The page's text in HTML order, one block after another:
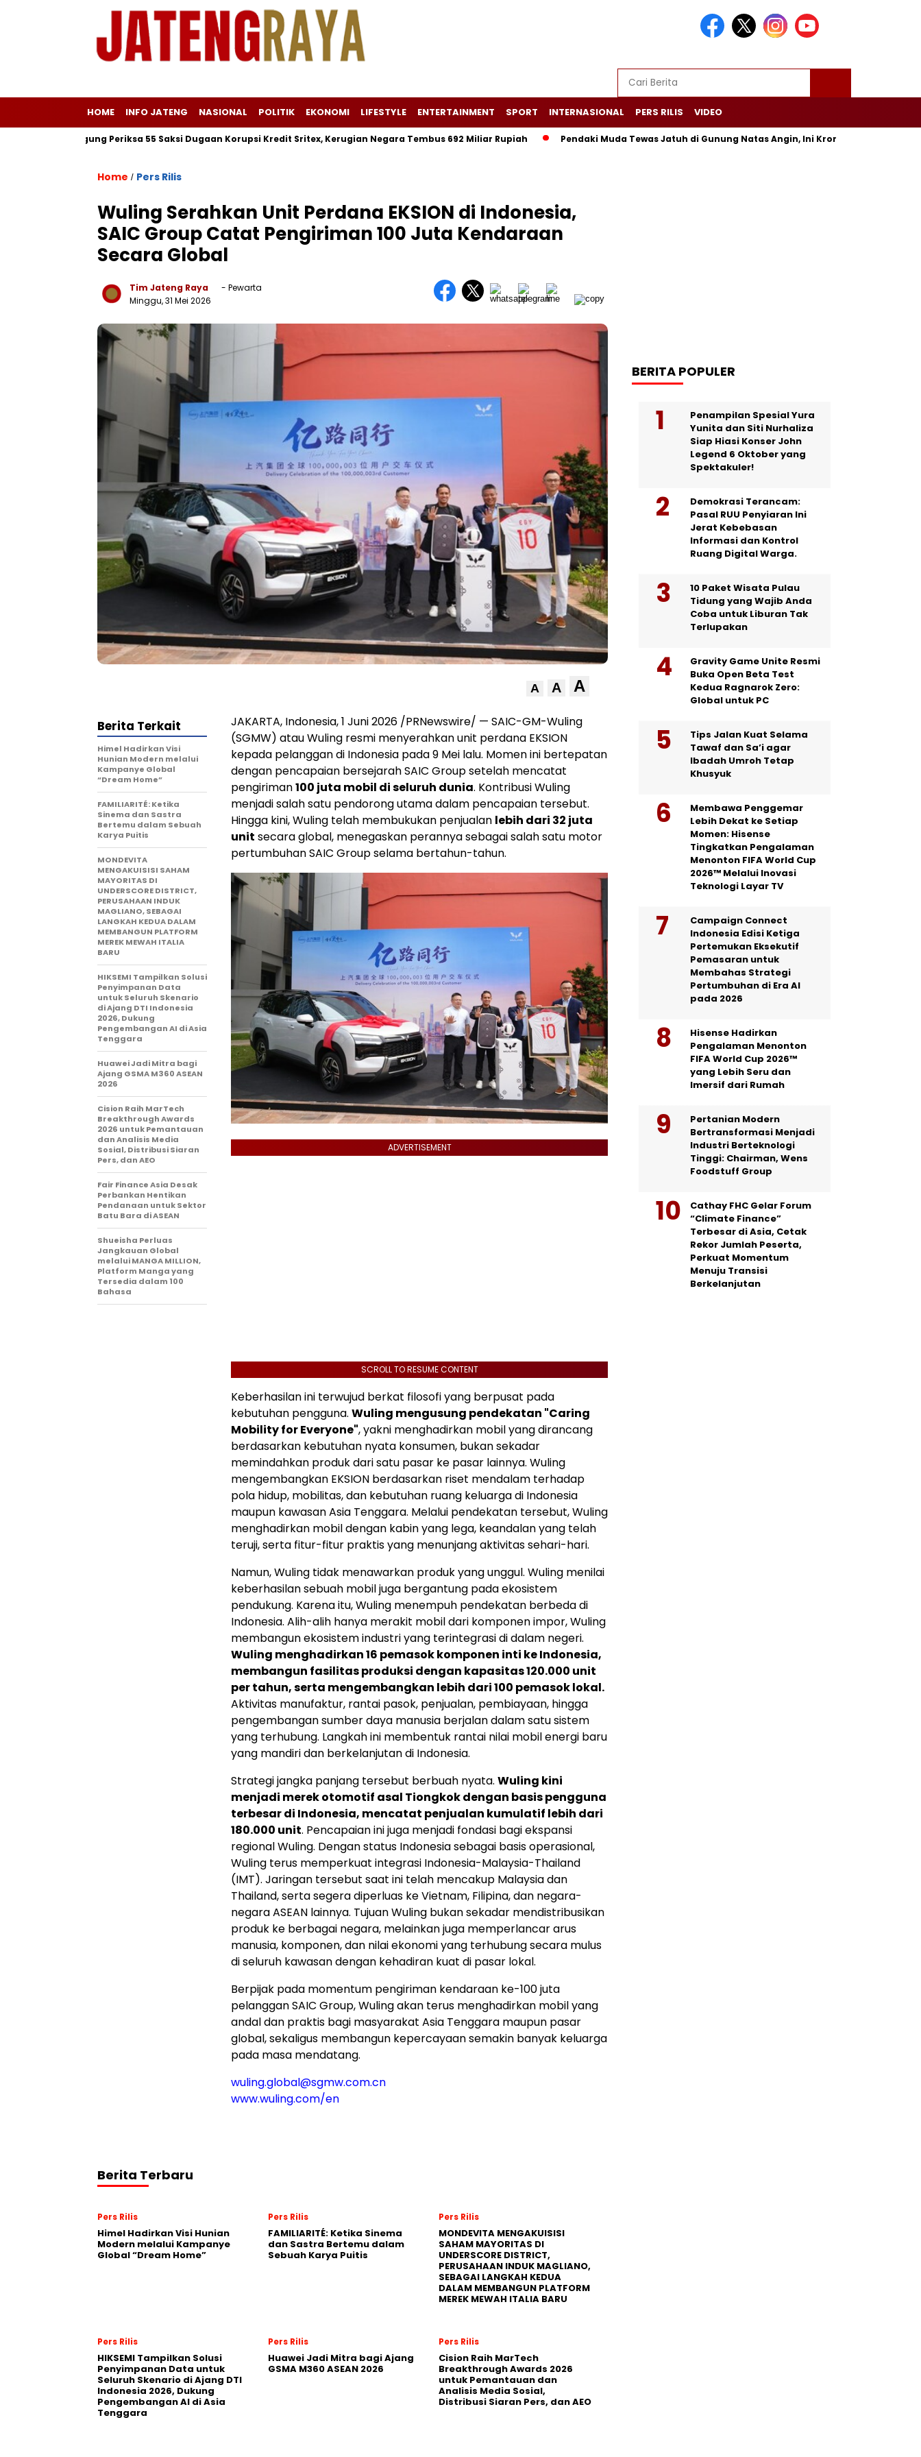
HOME INFO JATENG NASIONAL POLITIK EKONOMI LIFESTYLE ENTERTAINMENT SPORT INTERNASIONAL PERS RILIS VIDEO
Agung Periksa 55 Saksi Dugaan Korupsi Kredit Sritex, Kerugian Negara Tembus 692 Miliar Rupiah Pendaki Muda Tewas Jatuh di Gunung Natas Angin, Ini Kronologinya
Home / Pers Rilis
Wuling Serahkan Unit Perdana EKSION di Indonesia,
SAIC Group Catat Pengiriman 100 Juta Kendaraan
Secara Global
Tim Jateng Raya
- Pewarta
Minggu, 31 Mei 2026
A A A
JAKARTA, Indonesia, 1 Juni 2026 /PRNewswire/ — SAIC-GM-Wuling
(SGMW) atau Wuling resmi menyerahkan unit perdana EKSION
kepada pelanggan di Indonesia pada 9 Mei lalu. Momen ini bertepatan
dengan pencapaian bersejarah SAIC Group setelah mencatat
pengiriman100 juta mobil di seluruh dunia. Kontribusi Wuling
menjadi salah satu pendorong utama dalam pencapaian tersebut.
Hingga kini, Wuling telah membukukan penjualan lebih dari 32 juta
unit secara global, menegaskan perannya sebagai salah satu motor
pertumbuhan SAIC Group selama bertahun-tahun.
ADVERTISEMENT
SCROLL TO RESUME CONTENT
Keberhasilan ini terwujud berkat filosofi yang berpusat pada
kebutuhan pengguna. Wuling mengusung pendekatan "Caring
Mobility for Everyone", yakni menghadirkan mobil yang dirancang
berdasarkan kebutuhan nyata konsumen, bukan sekadar
memindahkan produk dari satu pasar ke pasar lainnya. Wuling
mengembangkan EKSION berdasarkan riset mendalam terhadap
pola hidup, mobilitas, dan kebutuhan ruang keluarga di Indonesia
maupun kawasan Asia Tenggara. Melalui pendekatan tersebut, Wuling
menghadirkan mobil dengan kabin yang lega, keandalan yang telah
teruji, serta fitur-fitur praktis yang menunjang aktivitas sehari-hari.
Namun, Wuling tidak menawarkan produk yang unggul. Wuling menilai
keberhasilan sebuah mobil juga bergantung pada ekosistem
pendukung. Karena itu, Wuling menempuh pendekatan berbeda di
Indonesia. Alih-alih hanya merakit mobil dari komponen impor, Wuling
membangun ekosistem industri yang terintegrasi di dalam negeri.
Wuling menghadirkan 16 pemasok komponen inti ke Indonesia,
membangun fasilitas produksi dengan kapasitas 120.000 unit
per tahun, serta mengembangkan lebih dari 100 pemasok lokal.
Aktivitas manufaktur, rantai pasok, penjualan, pembiayaan, hingga
pengembangan sumber daya manusia berjalan dalam satu sistem
yang terhubung. Langkah ini membentuk rantai nilai mobil energi baru
yang mandiri dan berkelanjutan di Indonesia.
Strategi jangka panjang tersebut berbuah nyata. Wuling kini
menjadi merek otomotif asal Tiongkok dengan basis pengguna
terbesar di Indonesia, mencatat penjualan kumulatif lebih dari
180.000 unit. Pencapaian ini juga menjadi fondasi bagi ekspansi
regional Wuling. Dengan status Indonesia sebagai basis operasional,
Wuling terus memperkuat integrasi Indonesia-Malaysia-Thailand
(IMT). Jaringan tersebut saat ini telah mencakup Malaysia dan
Thailand, serta segera diperluas ke Vietnam, Filipina, dan negara-
negara ASEAN lainnya. Tujuan Wuling bukan sekadar mendistribusikan
produk ke berbagai negara, melainkan juga memperlancar arus
manusia, komponen, dan nilai ekonomi yang terhubung secara mulus
di seluruh kawasan dengan kehadiran kuat di pasar lokal.
Berpijak pada momentum pengiriman kendaraan ke-100 juta
pelanggan SAIC Group, Wuling akan terus menghadirkan mobil yang
andal dan praktis bagi masyarakat Asia Tenggara maupun pasar
global, sekaligus membangun kepercayaan semakin banyak keluarga
pada masa mendatang.
wuling.global@sgmw.com.cn
www.wuling.com/en
Berita Terkait
Himel Hadirkan Visi
Hunian Modern melalui
Kampanye Global
“Dream Home”
FAMILIARITÉ: Ketika
Sinema dan Sastra
Bertemu dalam Sebuah
Karya Puitis
MONDEVITA
MENGAKUISISI SAHAM
MAYORITAS DI
UNDERSCORE DISTRICT,
PERUSAHAAN INDUK
MAGLIANO, SEBAGAI
LANGKAH KEDUA DALAM
MEMBANGUN PLATFORM
MEREK MEWAH ITALIA
BARU
HIKSEMI Tampilkan Solusi
Penyimpanan Data
untuk Seluruh Skenario
di Ajang DTI Indonesia
2026, Dukung
Pengembangan AI di Asia
Tenggara
Huawei Jadi Mitra bagi
Ajang GSMA M360 ASEAN
2026
Cision Raih MarTech
Breakthrough Awards
2026 untuk Pemantauan
dan Analisis Media
Sosial, Distribusi Siaran
Pers, dan AEO
Fair Finance Asia Desak
Perbankan Hentikan
Pendanaan untuk Sektor
Batu Bara di ASEAN
Shueisha Perluas
Jangkauan Global
melalui MANGA MILLION,
Platform Manga yang
Tersedia dalam 100
Bahasa
Berita Terbaru
Pers Rilis
Himel Hadirkan Visi Hunian
Modern melalui Kampanye
Global “Dream Home”
Pers Rilis
FAMILIARITÉ: Ketika Sinema
dan Sastra Bertemu dalam
Sebuah Karya Puitis
Pers Rilis
MONDEVITA MENGAKUISISI
SAHAM MAYORITAS DI
UNDERSCORE DISTRICT,
PERUSAHAAN INDUK MAGLIANO,
SEBAGAI LANGKAH KEDUA
DALAM MEMBANGUN PLATFORM
MEREK MEWAH ITALIA BARU
Pers Rilis
HIKSEMI Tampilkan Solusi
Penyimpanan Data untuk
Seluruh Skenario di Ajang DTI
Indonesia 2026, Dukung
Pengembangan AI di Asia
Tenggara
Pers Rilis
Huawei Jadi Mitra bagi Ajang
GSMA M360 ASEAN 2026
Pers Rilis
Cision Raih MarTech
Breakthrough Awards 2026
untuk Pemantauan dan
Analisis Media Sosial,
Distribusi Siaran Pers, dan AEO
BERITA POPULER
Penampilan Spesial Yura
Yunita dan Siti Nurhaliza
Siap Hiasi Konser John
Legend 6 Oktober yang
Spektakuler!
Demokrasi Terancam:
Pasal RUU Penyiaran Ini
Jerat Kebebasan
Informasi dan Kontrol
Ruang Digital Warga.
10 Paket Wisata Pulau
Tidung yang Wajib Anda
Coba untuk Liburan Tak
Terlupakan
Gravity Game Unite Resmi
Buka Open Beta Test
Kedua Ragnarok Zero:
Global untuk PC
Tips Jalan Kuat Selama
Tawaf dan Sa’i agar
Ibadah Umroh Tetap
Khusyuk
Membawa Penggemar
Lebih Dekat ke Setiap
Momen: Hisense
Tingkatkan Pengalaman
Menonton FIFA World Cup
2026™ Melalui Inovasi
Teknologi Layar TV
Campaign Connect
Indonesia Edisi Ketiga
Pertemukan Eksekutif
Pemasaran untuk
Membahas Strategi
Pertumbuhan di Era AI
pada 2026
Hisense Hadirkan
Pengalaman Menonton
FIFA World Cup 2026™
yang Lebih Seru dan
Imersif dari Rumah
Pertanian Modern
Bertransformasi Menjadi
Industri Berteknologi
Tinggi: Chairman, Wens
Foodstuff Group
Cathay FHC Gelar Forum
“Climate Finance”
Terbesar di Asia, Cetak
Rekor Jumlah Peserta,
Perkuat Momentum
Menuju Transisi
Berkelanjutan